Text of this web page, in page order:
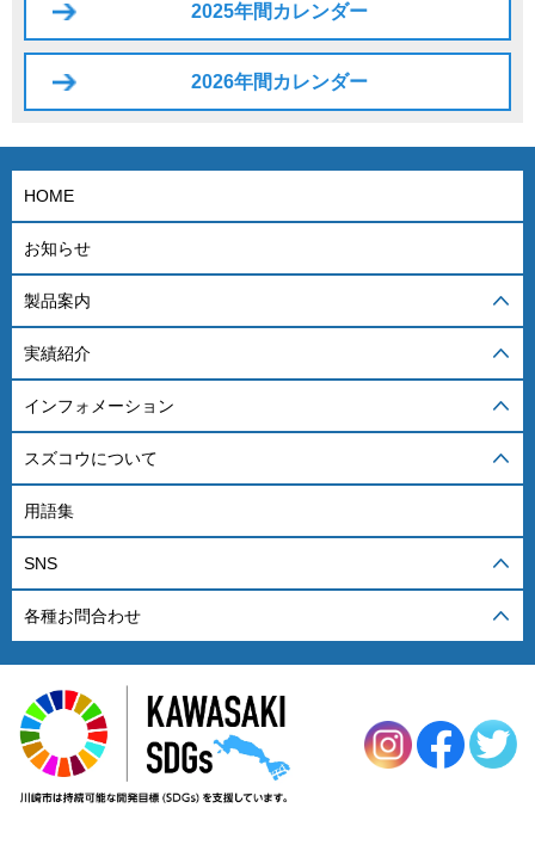
2025年間カレンダー
2026年間カレンダー
HOME
お知らせ
製品案内
実績紹介
インフォメーション
スズコウについて
用語集
SNS
各種お問合わせ